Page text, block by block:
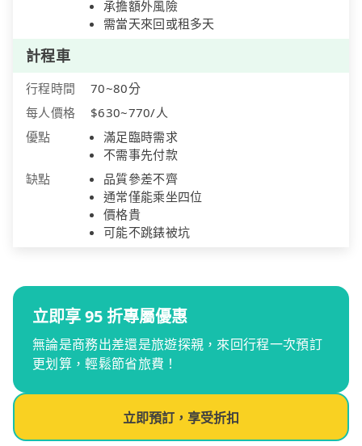
承擔額外風險
需當天來回或租多天
計程車
行程時間
70~80分
每人價格
$630~770/人
優點
滿足臨時需求
不需事先付款
缺點
品質參差不齊
通常僅能乘坐四位
價格貴
可能不跳錶被坑
立即享 95 折專屬優惠
無論是商務出差還是旅遊探親，來回行程一次預訂
更划算，輕鬆節省旅費！
立即預訂，享受折扣